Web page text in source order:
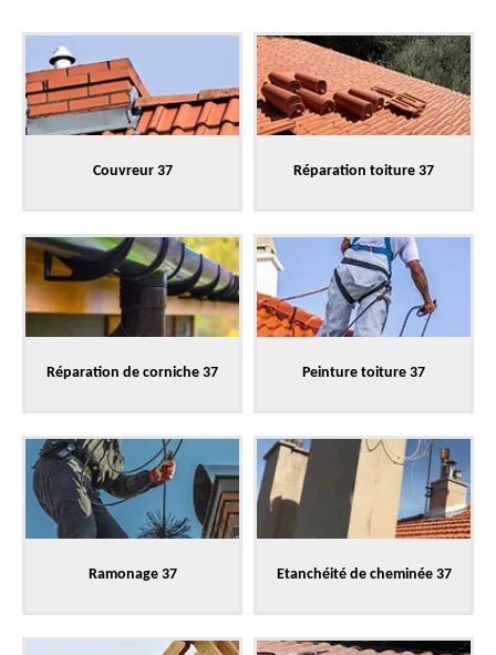
Couvreur 37 Réparation toiture 37
Réparation de corniche 37 Peinture toiture 37
Ramonage 37 Etanchéité de cheminée 37